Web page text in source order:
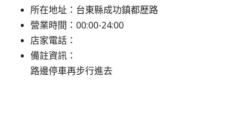
所在地址：台東縣成功鎮都歷路
營業時間：00:00-24:00
店家電話：
備註資訊：
路邊停車再步行進去